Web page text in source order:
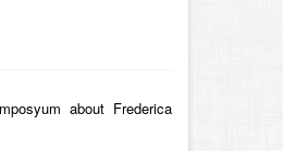
about Frederica